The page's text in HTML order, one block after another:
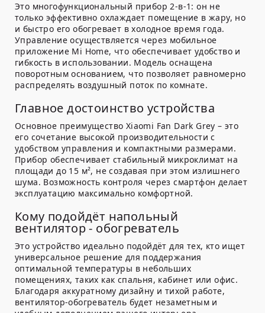
Это многофункциональный прибор 2-в-1: он не
только эффективно охлаждает помещение в жару, но
и быстро его обогревает в холодное время года.
Управление осуществляется через мобильное
приложение Mi Home, что обеспечивает удобство и
гибкость в использовании. Модель оснащена
поворотным основанием, что позволяет равномерно
распределять воздушный поток по комнате.
Главное достоинство устройства
Основное преимущество Xiaomi Fan Dark Grey – это
его сочетание высокой производительности с
удобством управления и компактными размерами.
Прибор обеспечивает стабильный микроклимат на
площади до 15 м², не создавая при этом излишнего
шума. Возможность контроля через смартфон делает
эксплуатацию максимально комфортной.
Кому подойдёт напольный
вентилятор - обогреватель
Это устройство идеально подойдёт для тех, кто ищет
универсальное решение для поддержания
оптимальной температуры в небольших
помещениях, таких как спальня, кабинет или офис.
Благодаря аккуратному дизайну и тихой работе,
вентилятор-обогреватель будет незаметным и